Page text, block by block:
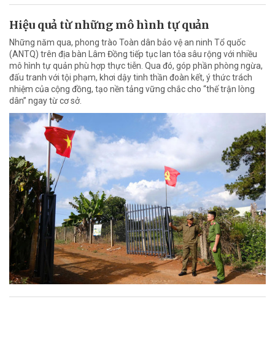
Hiệu quả từ những mô hình tự quản
Những năm qua, phong trào Toàn dân bảo vệ an ninh Tổ quốc
(ANTQ) trên địa bàn Lâm Đồng tiếp tục lan tỏa sâu rộng với nhiều
mô hình tự quản phù hợp thực tiễn. Qua đó, góp phần phòng ngừa,
đấu tranh với tội phạm, khơi dậy tinh thần đoàn kết, ý thức trách
nhiệm của cộng đồng, tạo nền tảng vững chắc cho “thế trận lòng
dân” ngay từ cơ sở.